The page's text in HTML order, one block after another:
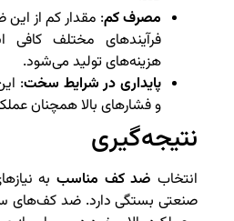
مصرف کم: مقدار کم از
فرآیندهای مختلف
هزینه‌های تولید می‌شود.
پایداری در شرایط سخت:
و فشارهای بالا همچنان
نتیجه‌گیری
انتخاب ضد کف مناسب به
صنعتی بستگی دارد. ضد کف‌های